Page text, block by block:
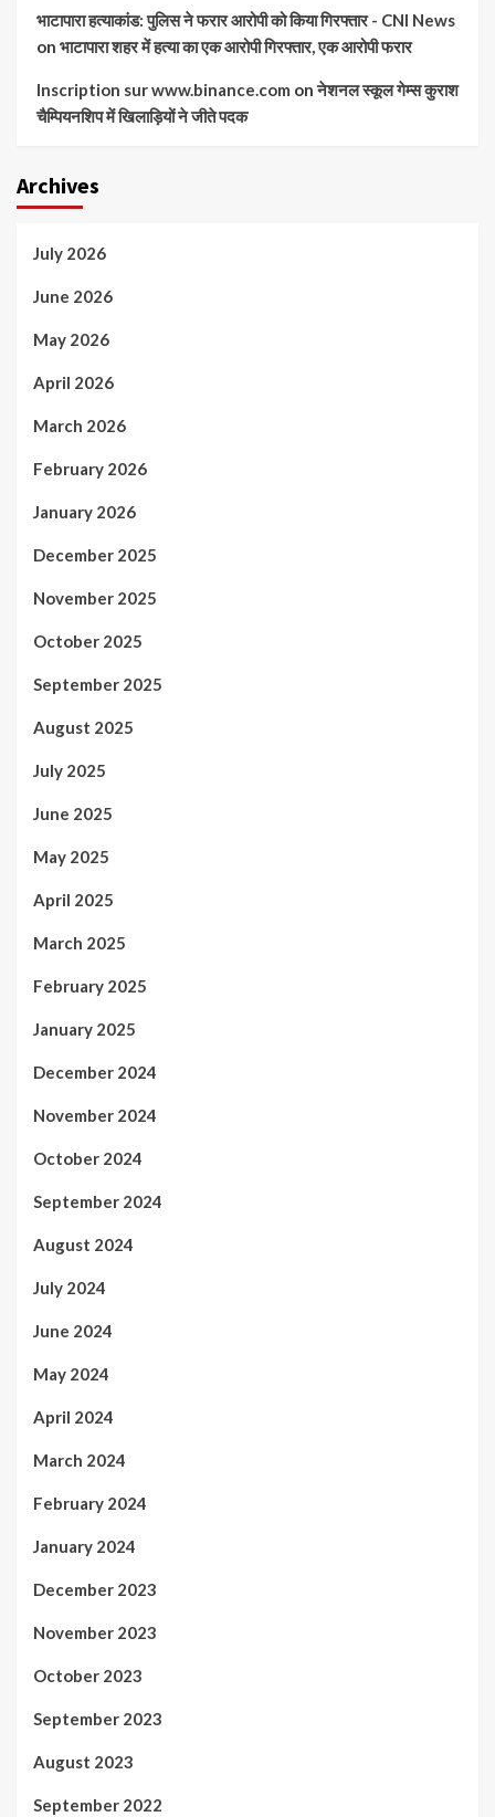
भाटापारा हत्याकांड: पुलिस ने फरार आरोपी को किया गिरफ्तार - CNI News
on भाटापारा शहर में हत्या का एक आरोपी गिरफ्तार, एक आरोपी फरार
Inscription sur www.binance.com onनेशनल स्कूल गेम्स कुराश
चैम्पियनशिप में खिलाड़ियों ने जीते पदक
Archives
July 2026
June 2026
May 2026
April 2026
March 2026
February 2026
January 2026
December 2025
November 2025
October 2025
September 2025
August 2025
July 2025
June 2025
May 2025
April 2025
March 2025
February 2025
January 2025
December 2024
November 2024
October 2024
September 2024
August 2024
July 2024
June 2024
May 2024
April 2024
March 2024
February 2024
January 2024
December 2023
November 2023
October 2023
September 2023
August 2023
September 2022